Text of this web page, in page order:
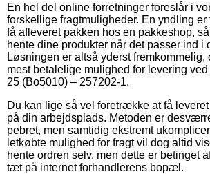
En hel del online forretninger foreslår i
forskellige fragtmuligheder. En yndling
få afleveret pakken hos en pakkeshop,
hente dine produkter når det passer ind i
Løsningen er altså yderst fremkommelig,
mest betalelige mulighed for levering
25 (Bo5010) – 257202-1.
Du kan lige så vel foretrække at få
på din arbejdsplads. Metoden er
pebret, men samtidig ekstremt
letkøbte mulighed for fragt vil dog altid
hente ordren selv, men dette er betinget
tæt på internet forhandlerens bopæl.